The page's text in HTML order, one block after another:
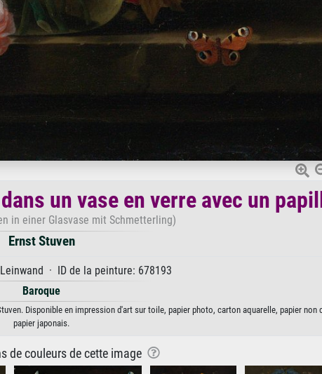
un vase en verre avec un
in einer Glasvase mit Schmetterling)
Ernst Stuven
· ID de la peinture: 678193
Baroque
Disponible en impression d'art sur toile, papier photo, carton aquarelle, papier non
papier japonais.
de couleurs de cette image